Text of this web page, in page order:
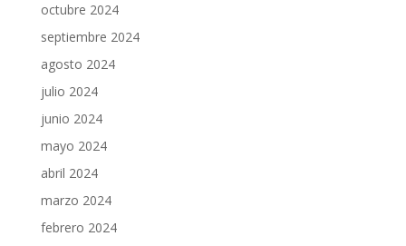
octubre 2024
septiembre 2024
agosto 2024
julio 2024
junio 2024
mayo 2024
abril 2024
marzo 2024
febrero 2024